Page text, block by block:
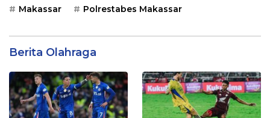
Makassar Polrestabes Makassar
Berita Olahraga